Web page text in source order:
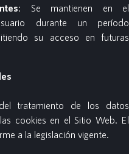
: Se mantienen en el
durante un período
su acceso en futuras
tratamiento de los datos
cookies en el Sitio Web. El
a la legislación vigente.